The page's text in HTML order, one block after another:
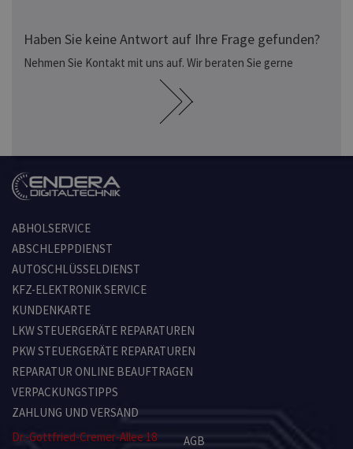
Haben Sie keine Antwort auf Ihre Frage gefunden?
Nehmen Sie Kontakt mit uns auf. Wir beraten Sie gerne
ABHOLSERVICE
ABSCHLEPPDIENST
AUTOSCHLÜSSELDIENST
KFZ-ELEKTRONIK SERVICE
KUNDENKARTE
LKW STEUERGERÄTE REPARATUREN
PKW STEUERGERÄTE REPARATUREN
REPARATUR ONLINE BEAUFTRAGEN
VERPACKUNGSTIPPS
ZAHLUNG UND VERSAND
Dr.-Gottfried-Cremer-Allee 18
AGB